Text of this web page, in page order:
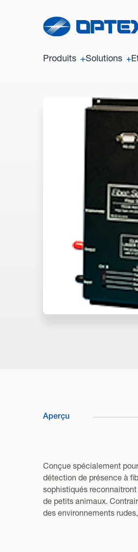
Produits Solutions
Aperçu
Conçue spécialement
détection de présence à
sophistiqués
de petits animaux.
des environnements